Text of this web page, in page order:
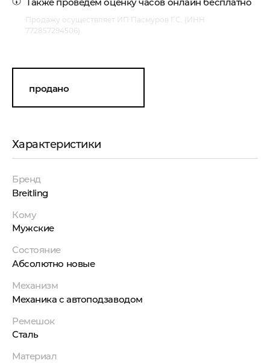
Также проведемоценку часов онлайн бесплатно
Продажу осуществляет ИП Пасмуров Г.С. (ИНН
772857294506)
продано
Характеристики
Бренд
Breitling
Кому
Мужские
Состояние
Абсолютно новые
Механизм
Механика с автоподзаводом
Ремешок
Сталь
Материал